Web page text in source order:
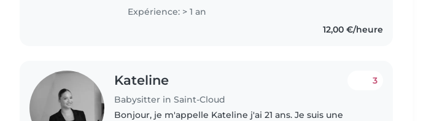
Expérience: > 1 an
12,00 €/heure
Kateline
Babysitter in Saint-Cloud
3
Bonjour, je m'appelle Kateline j'ai 21 ans. Je suis une